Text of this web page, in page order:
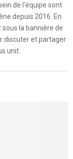
de l'équipe sont
depuis 2016. En
la bannière de
discuter et partager
unit.